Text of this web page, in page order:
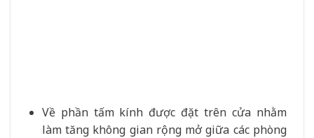
Về phần tấm kính được đặt trên cửa nhằm
làm tăng không gian rộng mở giữa các phòng